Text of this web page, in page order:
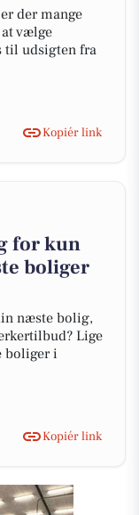
der mange
vælge
til udsigten fra
Kopiér link
for kun
boliger
næste bolig,
Lige
boliger i
Kopiér link